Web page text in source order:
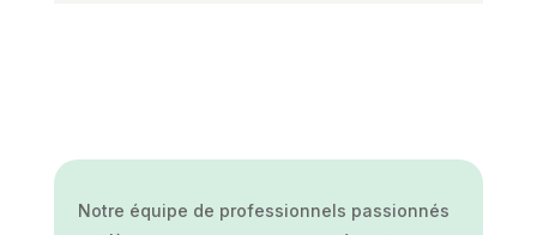
Notre équipe de professionnels passionnés